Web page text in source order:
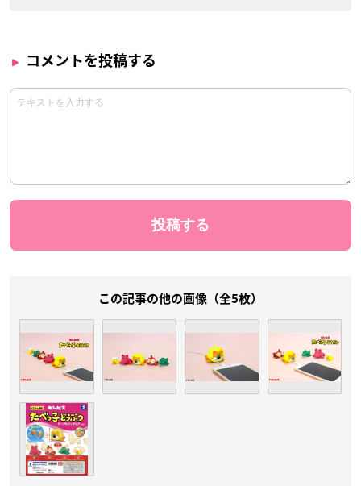
コメントを投稿する
この記事の他の画像（全5枚）